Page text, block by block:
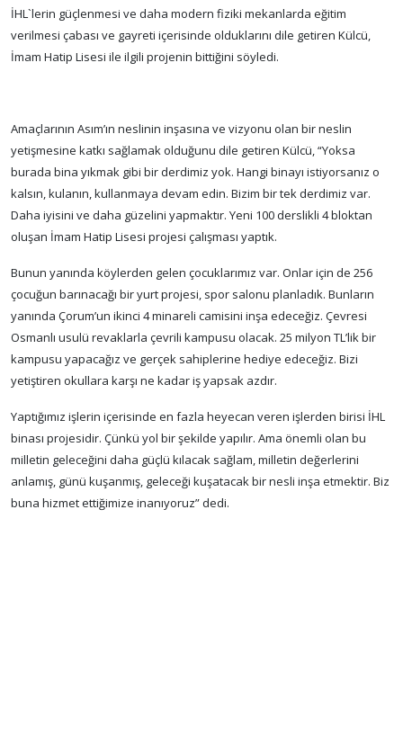
İHL`lerin güçlenmesi ve daha modern fiziki mekanlarda eğitim
verilmesi çabası ve gayreti içerisinde olduklarını dile getiren Külcü,
İmam Hatip Lisesi ile ilgili projenin bittiğini söyledi.
Amaçlarının Asım’ın neslinin inşasına ve vizyonu olan bir neslin
yetişmesine katkı sağlamak olduğunu dile getiren Külcü, “Yoksa
burada bina yıkmak gibi bir derdimiz yok. Hangi binayı istiyorsanız o
kalsın, kulanın, kullanmaya devam edin. Bizim bir tek derdimiz var.
Daha iyisini ve daha güzelini yapmaktır. Yeni 100 derslikli 4 bloktan
oluşan İmam Hatip Lisesi projesi çalışması yaptık.
Bunun yanında köylerden gelen çocuklarımız var. Onlar için de 256
çocuğun barınacağı bir yurt projesi, spor salonu planladık. Bunların
yanında Çorum’un ikinci 4 minareli camisini inşa edeceğiz. Çevresi
Osmanlı usulü revaklarla çevrili kampusu olacak. 25 milyon TL’lik bir
kampusu yapacağız ve gerçek sahiplerine hediye edeceğiz. Bizi
yetiştiren okullara karşı ne kadar iş yapsak azdır.
Yaptığımız işlerin içerisinde en fazla heyecan veren işlerden birisi İHL
binası projesidir. Çünkü yol bir şekilde yapılır. Ama önemli olan bu
milletin geleceğini daha güçlü kılacak sağlam, milletin değerlerini
anlamış, günü kuşanmış, geleceği kuşatacak bir nesli inşa etmektir. Biz
buna hizmet ettiğimize inanıyoruz” dedi.